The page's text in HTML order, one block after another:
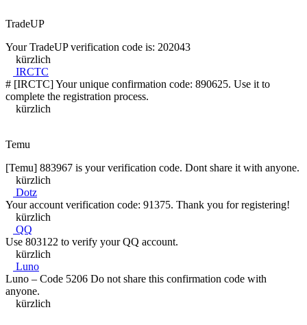
TradeUP
Your TradeUP verification code is: 202043
kürzlich
IRCTC
# [IRCTC] Your unique confirmation code: 890625. Use it to
complete the registration process.
kürzlich
Temu
[Temu] 883967 is your verification code. Dont share it with anyone.
kürzlich
Dotz
Your account verification code: 91375. Thank you for registering!
kürzlich
QQ
Use 803122 to verify your QQ account.
kürzlich
Luno
Luno – Code 5206 Do not share this confirmation code with
anyone.
kürzlich